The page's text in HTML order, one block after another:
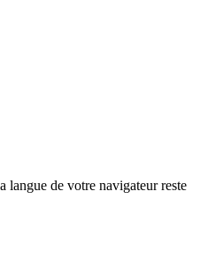
langue de votre navigateur reste